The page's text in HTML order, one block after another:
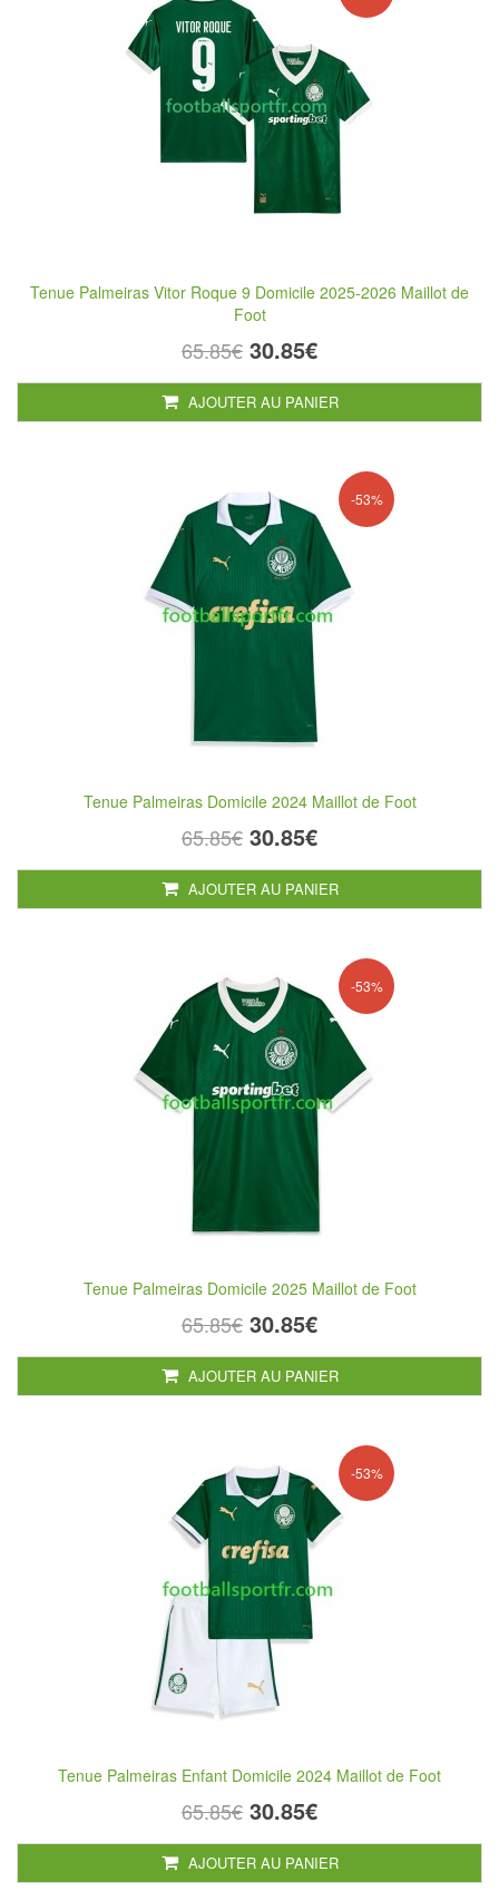
Tenue Palmeiras Vitor Roque 9 Domicile 2025-2026 Maillot de
Foot
65.85€ 30.85€
AJOUTER AU PANIER
-53%
Tenue Palmeiras Domicile 2024 Maillot de Foot
65.85€ 30.85€
AJOUTER AU PANIER
-53%
Tenue Palmeiras Domicile 2025 Maillot de Foot
65.85€ 30.85€
AJOUTER AU PANIER
-53%
Tenue Palmeiras Enfant Domicile 2024 Maillot de Foot
65.85€ 30.85€
AJOUTER AU PANIER